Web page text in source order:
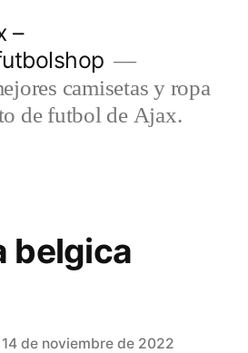
–
camisetas y ropa
de futbol de Ajax.
belgica
14 de noviembre de 2022